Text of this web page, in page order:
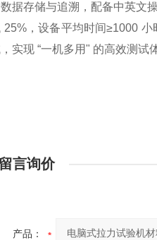
据存储与追溯，配备中英文
25%，设备平均时间≥1000 小
实现 “一机多用" 的高效测试
言询价
产品：